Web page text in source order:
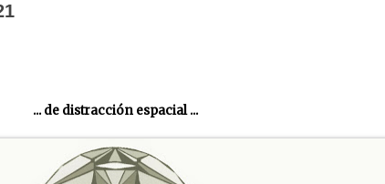
... de distracción espacial ...